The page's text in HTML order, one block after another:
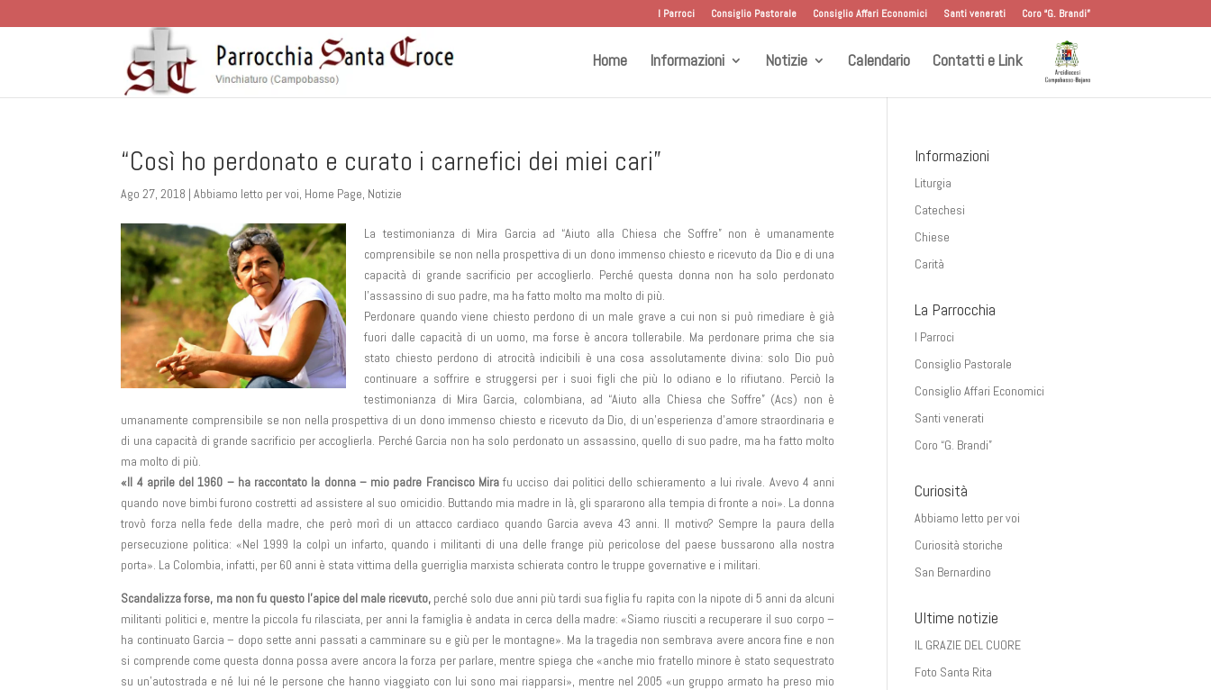
I Parroci Consiglio Pastorale Consiglio Affari Economici Santi venerati Coro “G. Brandi”
Home Informazioni Notizie Calendario Contatti e Link
“Così ho perdonato e curato i carnefici dei miei cari”
Ago 27, 2018 |Abbiamo letto per voi, Home Page, Notizie
La testimonianza di Mira Garcia ad “Aiuto alla Chiesa che Soffre” non è umanamente
comprensibile se non nella prospettiva di un dono immenso chiesto e ricevuto da Dio e di una
capacità di grande sacrificio per accoglierlo. Perché questa donna non ha solo perdonato
l’assassino di suo padre, ma ha fatto molto ma molto di più.
Perdonare quando viene chiesto perdono di un male grave a cui non si può rimediare è già
fuori dalle capacità di un uomo, ma forse è ancora tollerabile. Ma perdonare prima che sia
stato chiesto perdono di atrocità indicibili è una cosa assolutamente divina: solo Dio può
continuare a soffrire e struggersi per i suoi figli che più lo odiano e lo rifiutano. Perciò la
testimonianza di Mira Garcia, colombiana, ad “Aiuto alla Chiesa che Soffre” (Acs) non è
umanamente comprensibile se non nella prospettiva di un dono immenso chiesto e ricevuto da Dio, di un’esperienza d’amore straordinaria e
di una capacità di grande sacrificio per accoglierla. Perché Garcia non ha solo perdonato un assassino, quello di suo padre, ma ha fatto molto
ma molto di più.
«Il 4 aprile del 1960 – ha raccontato la donna – mio padre Francisco Mirafu ucciso dai politici dello schieramento a lui rivale. Avevo 4 anni
quando nove bimbi furono costretti ad assistere al suo omicidio. Buttando mia madre in là, gli spararono alla tempia di fronte a noi». La donna
trovò forza nella fede della madre, che però morì di un attacco cardiaco quando Garcia aveva 43 anni. Il motivo? Sempre la paura della
persecuzione politica: «Nel 1999 la colpì un infarto, quando i militanti di una delle frange più pericolose del paese bussarono alla nostra
porta». La Colombia, infatti, per 60 anni è stata vittima della guerriglia marxista schierata contro le truppe governative e i militari.
Scandalizza forse, ma non fu questo l’apice del male ricevuto, perché solo due anni più tardi sua figlia fu rapita con la nipote di 5 anni da alcuni
militanti politici e, mentre la piccola fu rilasciata, per anni la famiglia è andata in cerca della madre: «Siamo riusciti a recuperare il suo corpo –
ha continuato Garcia – dopo sette anni passati a camminare su e giù per le montagne». Ma la tragedia non sembrava avere ancora fine e non
si comprende come questa donna possa avere ancora la forza per parlare, mentre spiega che «anche mio fratello minore è stato sequestrato
su un’autostrada e né lui né le persone che hanno viaggiato con lui sono mai riapparsi», mentre nel 2005 «un gruppo armato ha preso mio
Informazioni
Liturgia
Catechesi
Chiese
Carità
La Parrocchia
I Parroci
Consiglio Pastorale
Consiglio Affari Economici
Santi venerati
Coro “G. Brandi”
Curiosità
Abbiamo letto per voi
Curiosità storiche
San Bernardino
Ultime notizie
IL GRAZIE DEL CUORE
Foto Santa Rita